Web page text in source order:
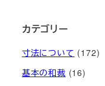
カテゴリー
寸法について (172)
基本の和裁 (16)